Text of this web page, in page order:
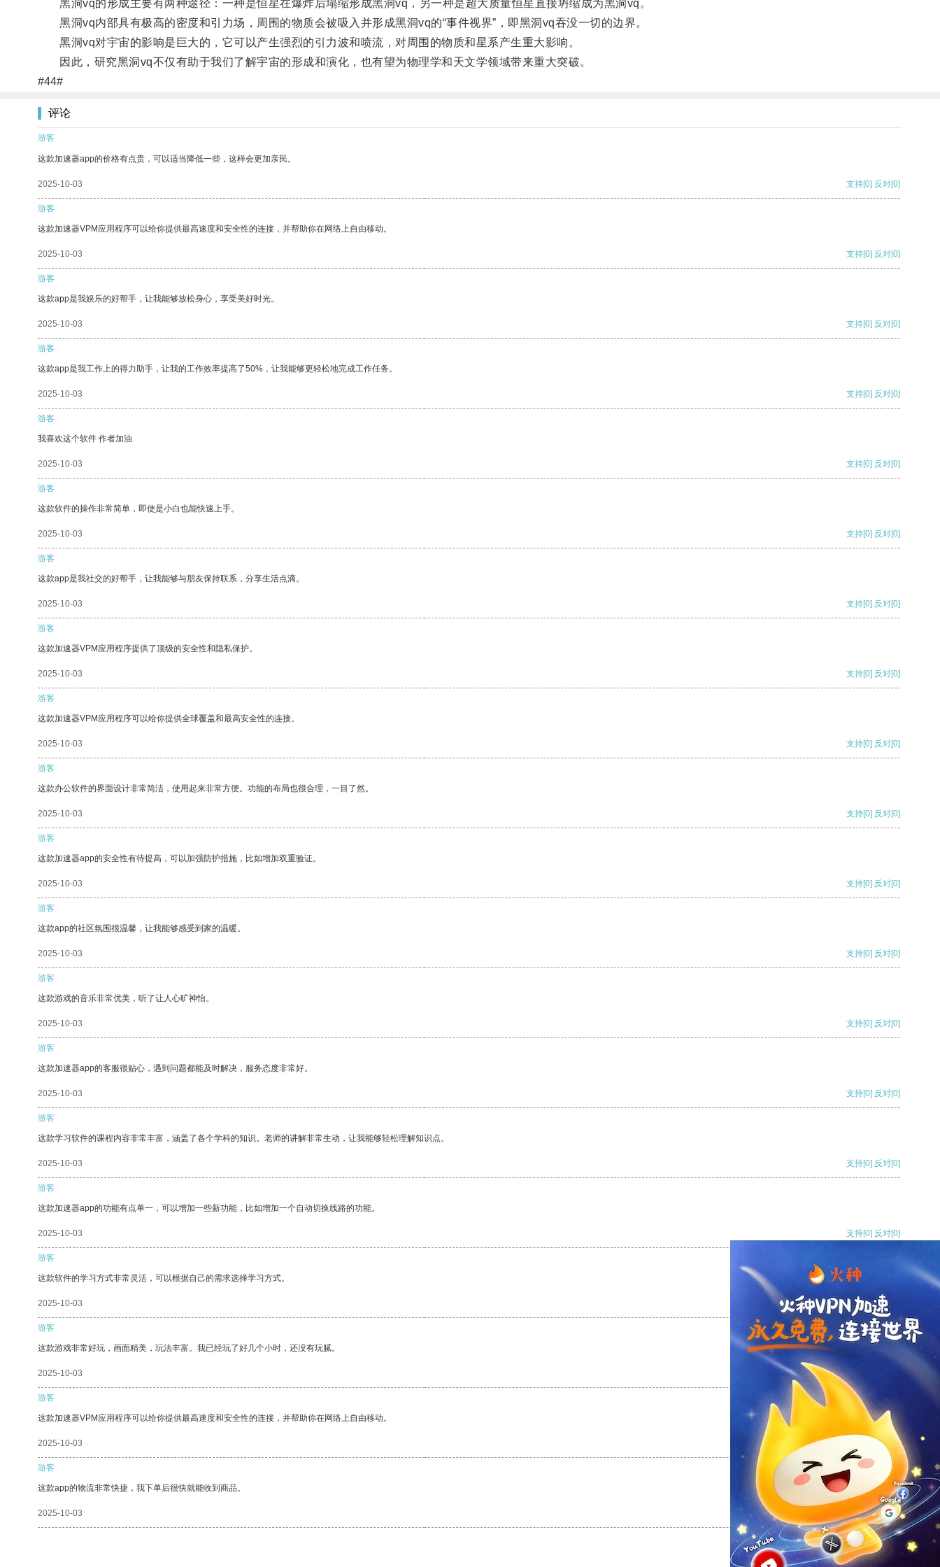
黑洞vq的形成主要有两种途径：一种是恒星在爆炸后塌缩形成黑洞vq，另一种是超大质量恒星直接坍缩成为黑洞vq。
黑洞vq内部具有极高的密度和引力场，周围的物质会被吸入并形成黑洞vq的“事件视界”，即黑洞vq吞没一切的边界。
黑洞vq对宇宙的影响是巨大的，它可以产生强烈的引力波和喷流，对周围的物质和星系产生重大影响。
因此，研究黑洞vq不仅有助于我们了解宇宙的形成和演化，也有望为物理学和天文学领域带来重大突破。
#44#
评论
游客
这款加速器app的价格有点贵，可以适当降低一些，这样会更加亲民。
2025-10-03 支持[0] 反对[0]
游客
这款加速器VPM应用程序可以给你提供最高速度和安全性的连接，并帮助你在网络上自由移动。
2025-10-03 支持[0] 反对[0]
游客
这款app是我娱乐的好帮手，让我能够放松身心，享受美好时光。
2025-10-03 支持[0] 反对[0]
游客
这款app是我工作上的得力助手，让我的工作效率提高了50%，让我能够更轻松地完成工作任务。
2025-10-03 支持[0] 反对[0]
游客
我喜欢这个软件 作者加油
2025-10-03 支持[0] 反对[0]
游客
这款软件的操作非常简单，即使是小白也能快速上手。
2025-10-03 支持[0] 反对[0]
游客
这款app是我社交的好帮手，让我能够与朋友保持联系，分享生活点滴。
2025-10-03 支持[0] 反对[0]
游客
这款加速器VPM应用程序提供了顶级的安全性和隐私保护。
2025-10-03 支持[0] 反对[0]
游客
这款加速器VPM应用程序可以给你提供全球覆盖和最高安全性的连接。
2025-10-03 支持[0] 反对[0]
游客
这款办公软件的界面设计非常简洁，使用起来非常方便。功能的布局也很合理，一目了然。
2025-10-03 支持[0] 反对[0]
游客
这款加速器app的安全性有待提高，可以加强防护措施，比如增加双重验证。
2025-10-03 支持[0] 反对[0]
游客
这款app的社区氛围很温馨，让我能够感受到家的温暖。
2025-10-03 支持[0] 反对[0]
游客
这款游戏的音乐非常优美，听了让人心旷神怡。
2025-10-03 支持[0] 反对[0]
游客
这款加速器app的客服很贴心，遇到问题都能及时解决，服务态度非常好。
2025-10-03 支持[0] 反对[0]
游客
这款学习软件的课程内容非常丰富，涵盖了各个学科的知识。老师的讲解非常生动，让我能够轻松理解知识点。
2025-10-03 支持[0] 反对[0]
游客
这款加速器app的功能有点单一，可以增加一些新功能，比如增加一个自动切换线路的功能。
2025-10-03 支持[0] 反对[0]
游客
这款软件的学习方式非常灵活，可以根据自己的需求选择学习方式。
2025-10-03 支持[0] 反对
游客
这款游戏非常好玩，画面精美，玩法丰富。我已经玩了好几个小时，还没有玩腻。
2025-10-03 支持
游客
这款加速器VPM应用程序可以给你提供最高速度和安全性的连接，并帮助你在网络上自由移动。
2025-10-03 反对 [0]
游客
这款app的物流非常快捷，我下单后很快就能收到商品。
2025-10-03 支持[0] 反对[0]